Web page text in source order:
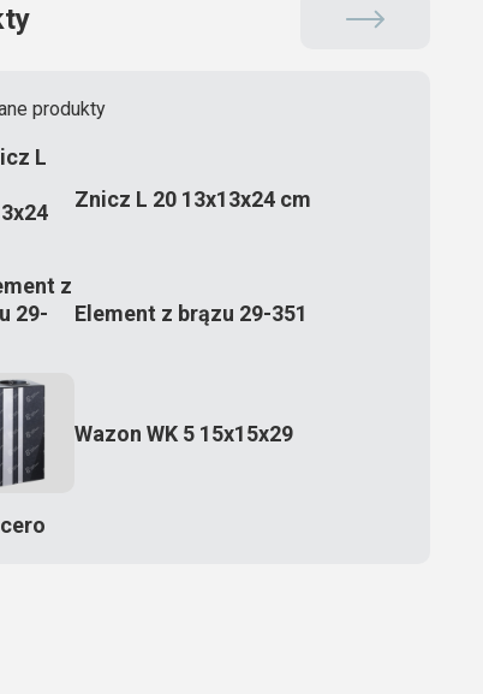
produkty
Znicz L 20 13x13x24 cm
Element z brązu 29-351
Wazon WK 5 15x15x29